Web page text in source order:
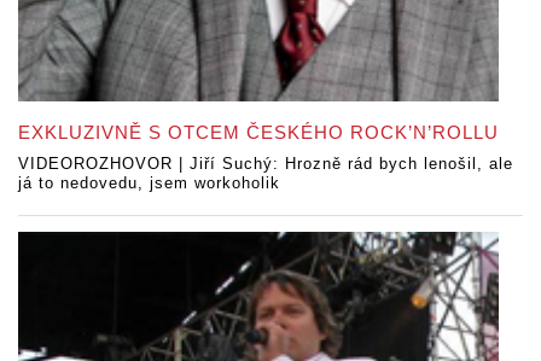
EXKLUZIVNĚ S OTCEM ČESKÉHO ROCK’N’ROLLU
VIDEOROZHOVOR | Jiří Suchý: Hrozně rád bych lenošil, ale
já to nedovedu, jsem workoholik